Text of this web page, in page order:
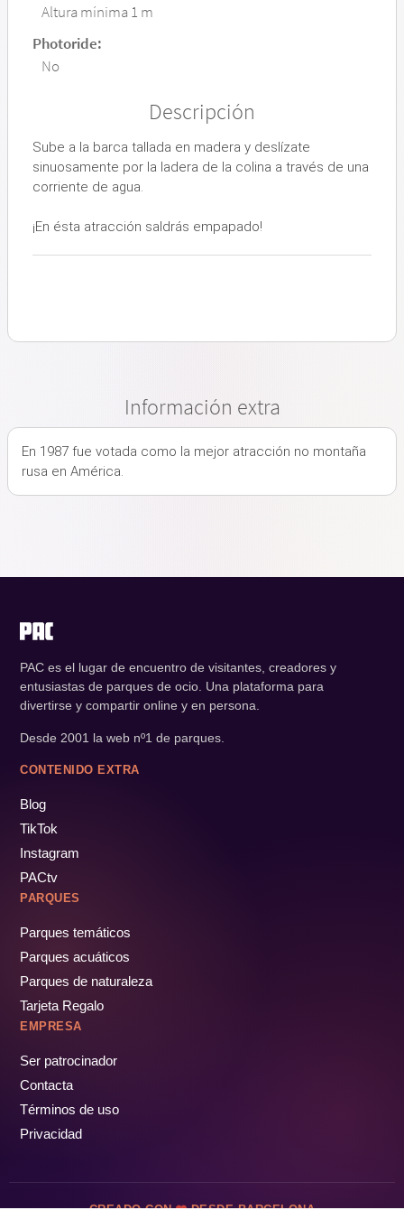
Altura mínima 1 m
Photoride:
No
Descripción
Sube a la barca tallada en madera y deslízate
sinuosamente por la ladera de la colina a través de una
corriente de agua.
¡En ésta atracción saldrás empapado!
Información extra
En 1987 fue votada como la mejor atracción no montaña
rusa en América.
PAC es el lugar de encuentro de visitantes, creadores y
entusiastas de parques de ocio. Una plataforma para
divertirse y compartir online y en persona.
Desde 2001 la web nº1 de parques.
CONTENIDO EXTRA
Blog
TikTok
Instagram
PACtv
PARQUES
Parques temáticos
Parques acuáticos
Parques de naturaleza
Tarjeta Regalo
EMPRESA
Ser patrocinador
Contacta
Términos de uso
Privacidad